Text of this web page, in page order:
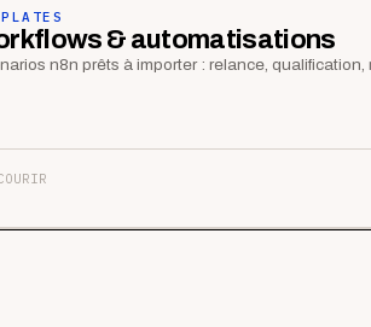
& automatisations
n8n prêts à importer : relance, qualification,